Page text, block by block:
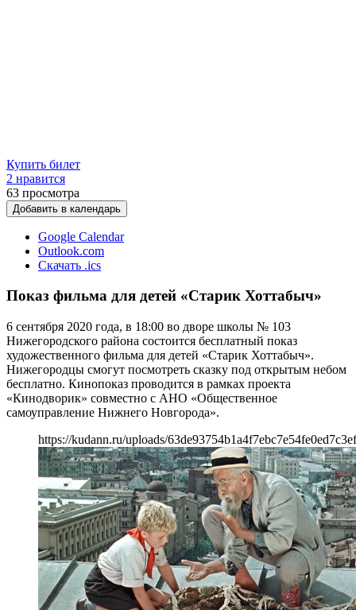
Купить билет
2 нравится
63 просмотра
Добавить в календарь
Google Calendar
Outlook.com
Скачать .ics
Показ фильма для детей «Старик Хоттабыч»
6 сентября 2020 года, в 18:00 во дворе школы № 103
Нижегородского района состоится бесплатный показ
художественного фильма для детей «Старик Хоттабыч».
Нижегородцы смогут посмотреть сказку под открытым небом
бесплатно. Кинопоказ проводится в рамках проекта
«Кинодворик» совместно с АНО «Общественное
самоуправление Нижнего Новгорода».
https://kudann.ru/uploads/